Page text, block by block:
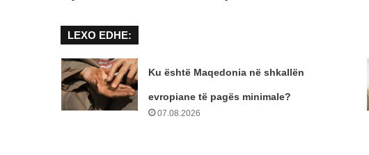
LEXO EDHE:
Ku është Maqedonia në shkallën
evropiane të pagës minimale?
07.08.2026